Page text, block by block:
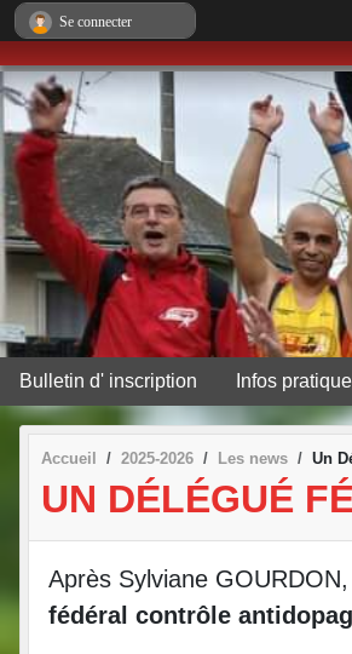
Bulletin d' inscription Infos
Accueil 2025-2026 Les news Un
UN DÉLÉGUÉ
Après Sylviane
fédéral contrôle
Se connecter
Panneau de gestion des cookies